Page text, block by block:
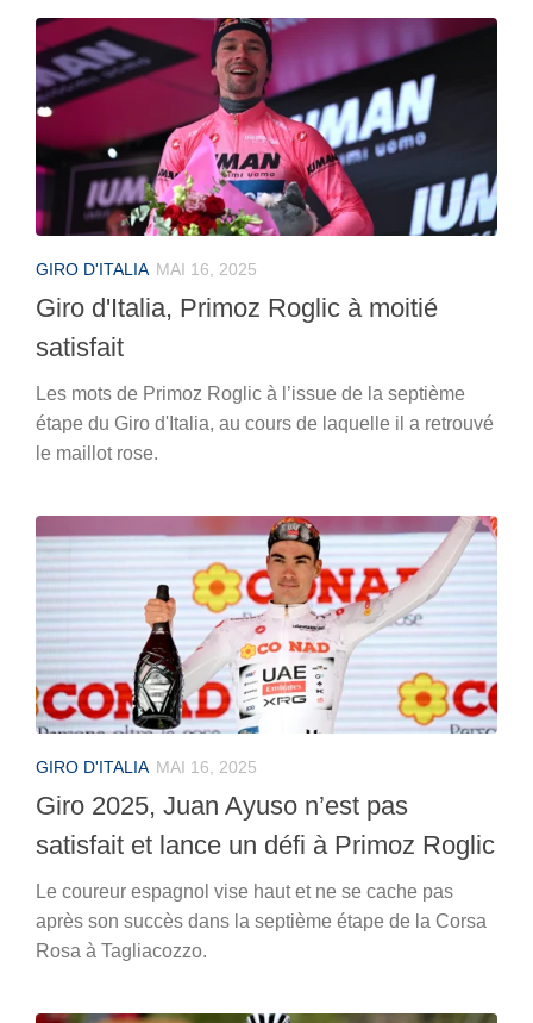
GIRO D'ITALIA MAI 16, 2025
Giro d'Italia, Primoz Roglic à moitié
satisfait
Les mots de Primoz Roglic à l’issue de la septième
étape du Giro d'Italia, au cours de laquelle il a retrouvé
le maillot rose.
GIRO D'ITALIA MAI 16, 2025
Giro 2025, Juan Ayuso n’est pas
satisfait et lance un défi à Primoz Roglic
Le coureur espagnol vise haut et ne se cache pas
après son succès dans la septième étape de la Corsa
Rosa à Tagliacozzo.